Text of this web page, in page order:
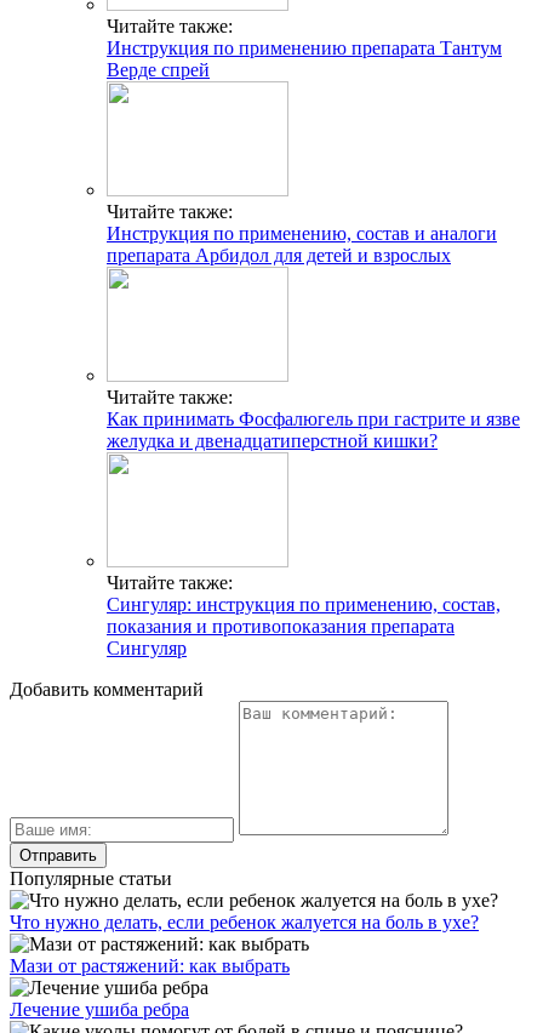
Читайте также:
Инструкция по применению препарата Тантум
Верде спрей
Читайте также:
Инструкция по применению, состав и аналоги
препарата Арбидол для детей и взрослых
Читайте также:
Как принимать Фосфалюгель при гастрите и язве
желудка и двенадцатиперстной кишки?
Читайте также:
Сингуляр: инструкция по применению, состав,
показания и противопоказания препарата
Сингуляр
Добавить комментарий
Популярные статьи
Что нужно делать, если ребенок жалуется на боль в ухе?
Мази от растяжений: как выбрать
Лечение ушиба ребра